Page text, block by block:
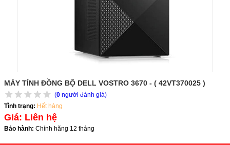
MÁY TÍNH ĐỒNG BỘ DELL VOSTRO 3670 - ( 42VT370025 )
(0 người đánh giá)
Tình trạng: Hết hàng
Giá: Liên hệ
Bảo hành: Chính hãng 12 tháng